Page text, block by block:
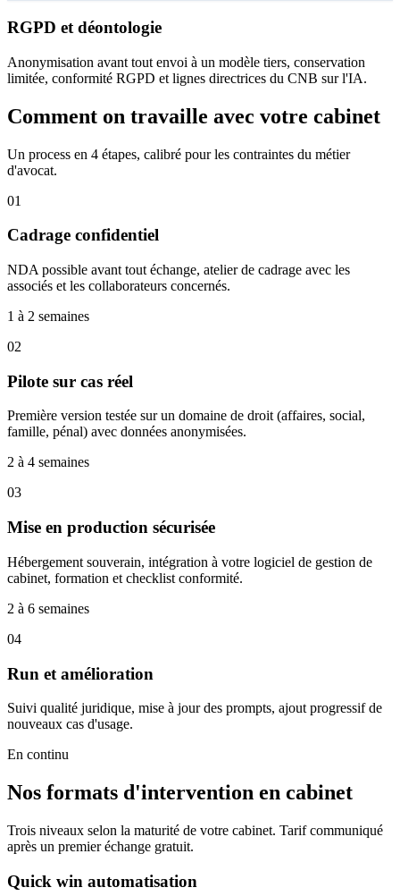
RGPD et déontologie
Anonymisation avant tout envoi à un modèle tiers, conservation
limitée, conformité RGPD et lignes directrices du CNB sur l'IA.
Comment on travaille avec votre cabinet
Un process en 4 étapes, calibré pour les contraintes du métier
d'avocat.
01
Cadrage confidentiel
NDA possible avant tout échange, atelier de cadrage avec les
associés et les collaborateurs concernés.
1 à 2 semaines
02
Pilote sur cas réel
Première version testée sur un domaine de droit (affaires, social,
famille, pénal) avec données anonymisées.
2 à 4 semaines
03
Mise en production sécurisée
Hébergement souverain, intégration à votre logiciel de gestion de
cabinet, formation et checklist conformité.
2 à 6 semaines
04
Run et amélioration
Suivi qualité juridique, mise à jour des prompts, ajout progressif de
nouveaux cas d'usage.
En continu
Nos formats d'intervention en cabinet
Trois niveaux selon la maturité de votre cabinet. Tarif communiqué
après un premier échange gratuit.
Quick win automatisation